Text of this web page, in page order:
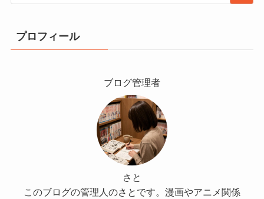
プロフィール
ブログ管理者
さと
このブログの管理人のさとです。漫画やアニメ関係